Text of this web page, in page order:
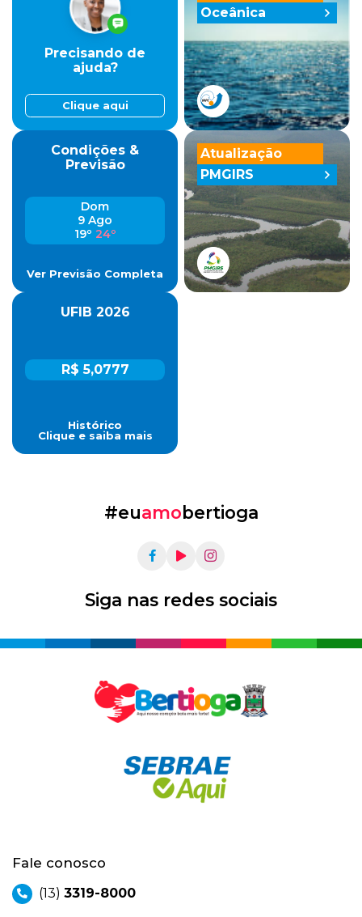
Oceânica
Precisando de
ajuda?
Clique aqui
Condições &
Previsão
Dom
9 Ago
19º 24º
Ver Previsão Completa
UFIB 2026
R$ 5,0777
Histórico
Clique e saiba mais
Atualização
PMGIRS
#euamobertioga
Siga nas redes sociais
Fale conosco
(13) 3319-8000